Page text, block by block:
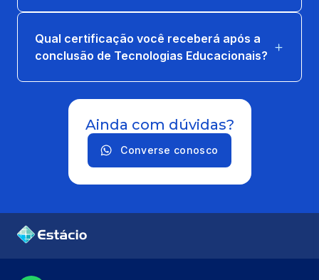
DE APRENDIZAGEM
66 horas
66 horas
LINGUAGEM DE PROGRAMAÇÃO
66 horas
Qual certificação você receberá após a
conclusão de Tecnologias Educacionais?
Ainda com dúvidas?
Converse conosco